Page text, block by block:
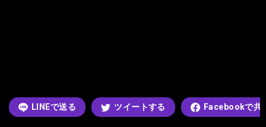
LINEで送る ツイートする Facebookで共